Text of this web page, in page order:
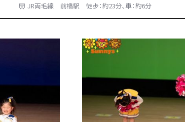
JR両毛線 前橋駅 徒歩：約23分、車：約6分